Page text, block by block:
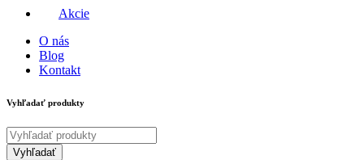
Akcie
O nás
Blog
Kontakt
Vyhľadať produkty